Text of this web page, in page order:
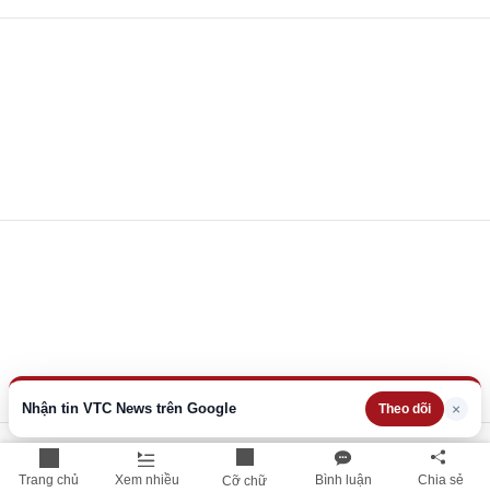
Trang chủ Xem nhiều Cỡ chữ Bình luận Chia sẻ
Nhận tin VTC News trên Google Theo dõi ×